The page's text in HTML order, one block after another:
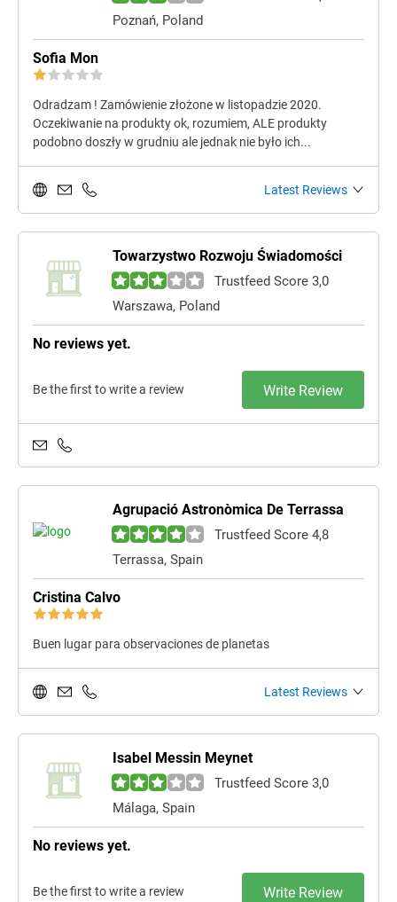
Poznań, Poland
Sofia Mon
Odradzam ! Zamówienie złożone w listopadzie 2020.
Oczekiwanie na produkty ok, rozumiem, ALE produkty
podobno doszły w grudniu ale jednak nie było ich...
Latest Reviews
Towarzystwo Rozwoju Świadomości
Trustfeed Score 3,0
Warszawa, Poland
No reviews yet.
Be the first to write a review Write Review
Agrupació Astronòmica De Terrassa
Trustfeed Score 4,8
Terrassa, Spain
Cristina Calvo
Buen lugar para observaciones de planetas
Latest Reviews
Isabel Messin Meynet
Trustfeed Score 3,0
Málaga, Spain
No reviews yet.
Be the first to write a review Write Review